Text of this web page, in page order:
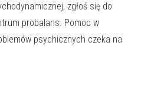
zgłoś się do
probalans. Pomoc w
psychicznych czeka na